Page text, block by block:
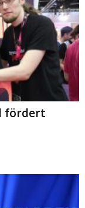
fördert